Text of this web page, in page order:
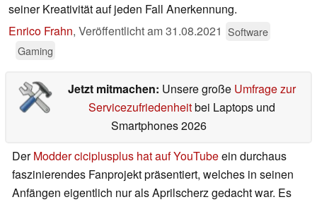
seiner Kreativität auf jeden Fall Anerkennung.
Enrico Frahn, Veröffentlicht am31.08.2021 Software
Gaming
Jetzt mitmachen: Unsere große Umfrage zur
Servicezufriedenheitbei Laptops und
Smartphones 2026
DerModder ciciplusplus hat auf YouTubeein durchaus
faszinierendes Fanprojekt präsentiert, welches in seinen
Anfängen eigentlich nur als Aprilscherz gedacht war. Es